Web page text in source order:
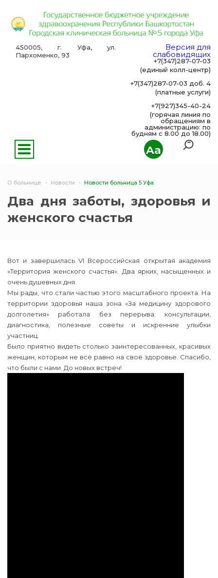
Aa
450005, г. Уфа, ул.
Пархоменко, 93
Версия для
слабовидящих
+7(347)287-07-03
(единый колл-центр)
+7(347)287-07-03 доб. 4
(платные услуги)
+7(927)345-40-24
(горячая линия по
обращениям в
администрацию: по
будням с 8.00 до 18.00)
О больнице Новости Новости больница 5 Уфа
Два дня заботы, здоровья и
женского счастья
Вот и завершилась VI Всероссийская открытая академия
«Территория женского счастья». Два ярких, насыщенных и
очень душевных дня.
Мы рады, что стали частью этого масштабного проекта. На
территории здоровья наша зона «За медицину здорового
долголетия» работала без перерыва: консультации,
диагностика, полезные советы и искренние улыбки
участниц.
Было приятно видеть столько заинтересованных, красивых
женщин, которым не всё равно на своё здоровье. Спасибо,
что были с нами. До новых встреч!